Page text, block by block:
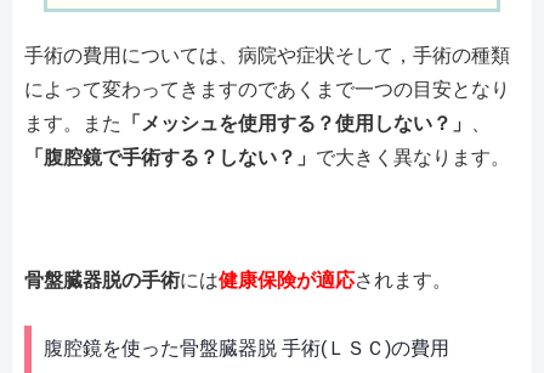
手術の費用については、病院や症状そして，手術の種類
によって変わってきますのであくまで一つの目安となり
ます。また
「メッシュを使用する？使用しない？」
、
「腹腔鏡で手術する？しない？」 で大きく異なります。
骨盤臓器脱の手術には健康保険が適応されます。
腹腔鏡を使った骨盤臓器脱 手術(ＬＳＣ)の費用